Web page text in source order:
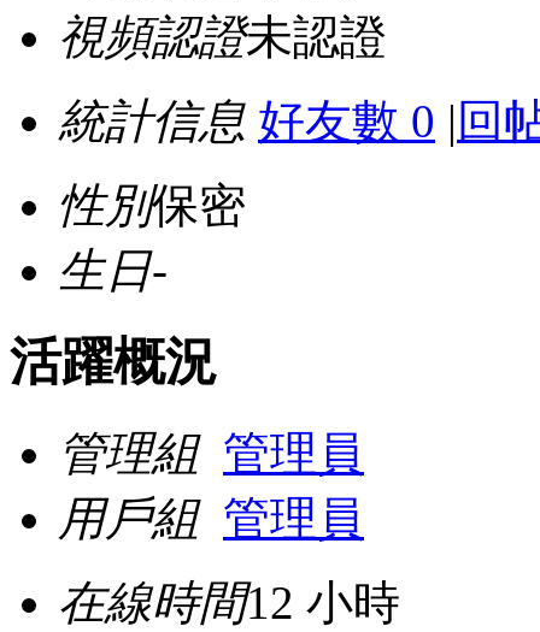
視頻認證未認證
統計信息 好友數 0 | 回
性別保密
生日-
活躍概況
管理組 管理員
用戶組 管理員
在線時間12 小時